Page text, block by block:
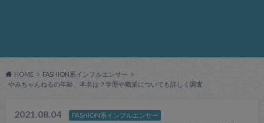
HOME
FASHION系インフルエンサー
やみちゃんねるの年齢、本名は？学歴や職業についても詳しく調査
2021.08.04 FASHION系インフルエンサー